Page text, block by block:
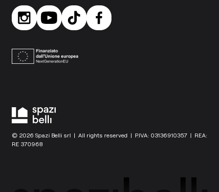
© 2026 Spazi Belli srl | All rights reserved | P.IVA: 03136910357 | REA:
RE 370968